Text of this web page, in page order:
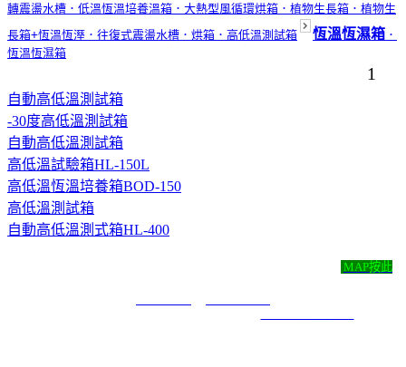
轉震盪水槽 ．低溫恆溫培養溫箱 ．大熱型風循環烘箱 ．植物生長箱 ．植物生
長箱+恆溫恆溼 ．往復式震盪水槽 ．烘箱 ．高低溫測試箱 恆溫恆濕箱 ．
恆溫恆濕箱
1
自動高低溫測試箱
-30度高低溫測試箱
自動高低溫測試箱
高低溫試驗箱HL-150L
高低溫恆溫培養箱BOD-150
高低溫測試箱
自動高低溫測式箱HL-400
MAP按此